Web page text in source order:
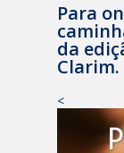
Para
da
Clarim.
<